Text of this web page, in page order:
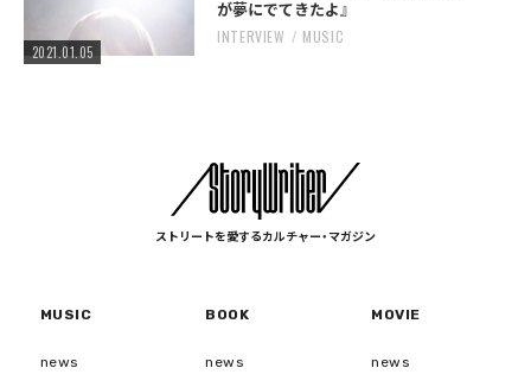
2021.01.05
が夢にでてきたよ』
INTERVIEW MUSIC
ストリートを愛するカルチャー・マガジン
MUSIC
news
BOOK
news
MOVIE
news